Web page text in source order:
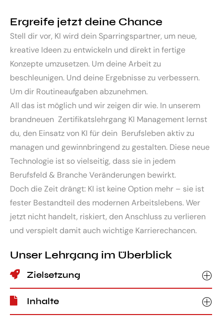
Ergreife jetzt deine Chance
Stell dir vor, KI wird dein Sparringspartner, um neue,
kreative Ideen zu entwickeln und direkt in fertige
Konzepte umzusetzen. Um deine Arbeit zu
beschleunigen. Und deine Ergebnisse zu verbessern.
Um dir Routineaufgaben abzunehmen.
All das ist möglich und wir zeigen dir wie. In unserem
brandneuen Zertifikatslehrgang KI Management lernst
du, den Einsatz von KI für dein Berufsleben aktiv zu
managen und gewinnbringend zu gestalten. Diese neue
Technologie ist so vielseitig, dass sie in jedem
Berufsfeld & Branche Veränderungen bewirkt.
Doch die Zeit drängt: KI ist keine Option mehr – sie ist
fester Bestandteil des modernen Arbeitslebens. Wer
jetzt nicht handelt, riskiert, den Anschluss zu verlieren
und verspielt damit auch wichtige Karrierechancen.
Unser Lehrgang im Überblick
Zielsetzung
Inhalte